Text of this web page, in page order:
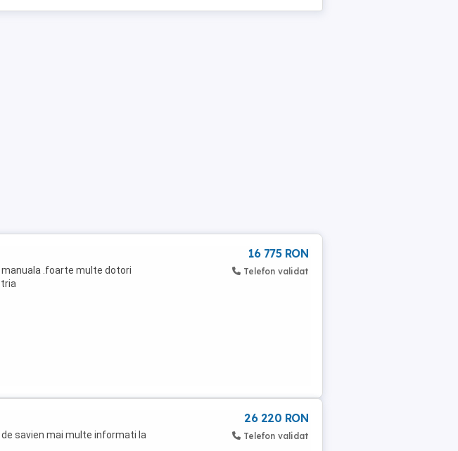
.foarte multe dotori
16 775 RON
Telefon validat
savien mai multe informati la
26 220 RON
Telefon validat